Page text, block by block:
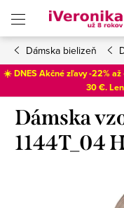
obsah
Dámska bielizeň
☀️ DNES Akčné zľavy -22%
30 €.
Dámska
1144T_04